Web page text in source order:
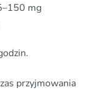
mg
przyjmowania